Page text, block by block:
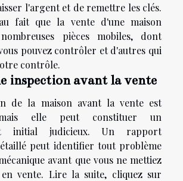
l'argent et de remettre les clés.
fait que la vente d'une maison
pièces mobiles, dont
pouvez contrôler et d'autres qui
contrôle.
inspection avant la vente
de la maison avant la vente est
elle peut constituer un
initial judicieux. Un rapport
peut identifier tout problème
avant que vous ne mettiez
vente. Lire la suite, cliquez sur